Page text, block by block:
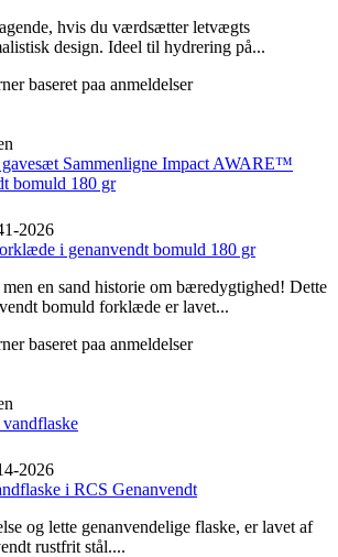
hvis du værdsætter letvægts
design. Ideel til hydrering på...
baseret paa anmeldelser
2026
i genanvendt bomuld 180 gr
en sand historie om bæredygtighed! Dette
bomuld forklæde er lavet...
baseret paa anmeldelser
2026
i RCS Genanvendt
og lette genanvendelige flaske, er lavet af
rustfrit stål....